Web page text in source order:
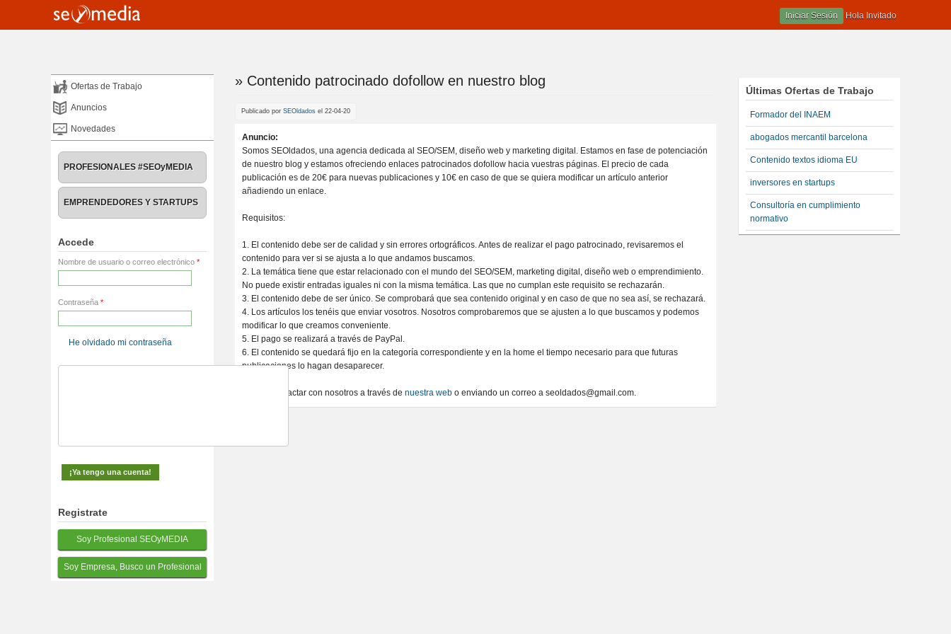
Iniciar Sesión Hola Invitado
Te encuentras aqui
» Contenido patrocinado dofollow en nuestro blog
Publicado por SEOldados el 22-04-20
Anuncio:
Somos SEOldados, una agencia dedicada al SEO/SEM, diseño web y marketing digital. Estamos en fase de potenciación
de nuestro blog y estamos ofreciendo enlaces patrocinados dofollow hacia vuestras páginas. El precio de cada
publicación es de 20€ para nuevas publicaciones y 10€ en caso de que se quiera modificar un artículo anterior
añadiendo un enlace.
Requisitos:
1. El contenido debe ser de calidad y sin errores ortográficos. Antes de realizar el pago patrocinado, revisaremos el
contenido para ver si se ajusta a lo que andamos buscamos.
2. La temática tiene que estar relacionado con el mundo del SEO/SEM, marketing digital, diseño web o emprendimiento.
No puede existir entradas iguales ni con la misma temática. Las que no cumplan este requisito se rechazarán.
3. El contenido debe de ser único. Se comprobará que sea contenido original y en caso de que no sea así, se rechazará.
4. Los artículos los tenéis que enviar vosotros. Nosotros comprobaremos que se ajusten a lo que buscamos y podemos
modificar lo que creamos conveniente.
5. El pago se realizará a través de PayPal.
6. El contenido se quedará fijo en la categoría correspondiente y en la home el tiempo necesario para que futuras
publicaciones lo hagan desaparecer.
Podéis contactar con nosotros a través de nuestra web o enviando un correo a seoldados@gmail.com.
Ofertas de Trabajo
Anuncios
Novedades
PROFESIONALES #SEOyMEDIA
EMPRENDEDORES Y STARTUPS
Accede
Nombre de usuario o correo electrónico *
Contraseña *
He olvidado mi contraseña
Registrate
Soy Profesional SEOyMEDIA
Soy Empresa, Busco un Profesional
Últimas Ofertas de Trabajo
Formador del INAEM
abogados mercantil barcelona
Contenido textos idioma EU
inversores en startups
Consultoría en cumplimiento
normativo